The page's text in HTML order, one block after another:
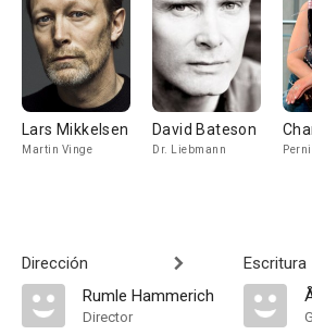
Lars Mikkelsen
Martin Vinge
David Bateson
Dr. Liebmann
Dirección
Rumle Hammerich
Director
Escritura